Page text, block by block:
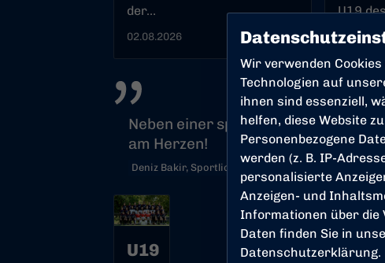
Wir verwenden
Technologien auf
ihnen sind essenziell,
helfen, diese Website
Personenbezogene
werden (z. B. IP-
personalisierte
Anzeigen- und
Informationen über
Daten finden Sie in
Datenschutzerklärung.
der…
02.08.2026
U19
Neben einer sportlichen
am Herzen!
Deniz Bakir, Sportlicher Leiter Nachwuchsbereich
U19